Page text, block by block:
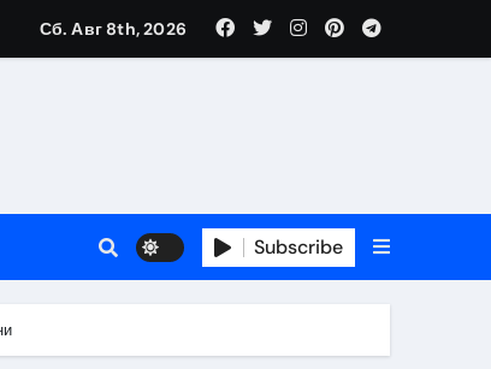
советы по выбору
Сб. Авг 8th, 2026
Subscribe